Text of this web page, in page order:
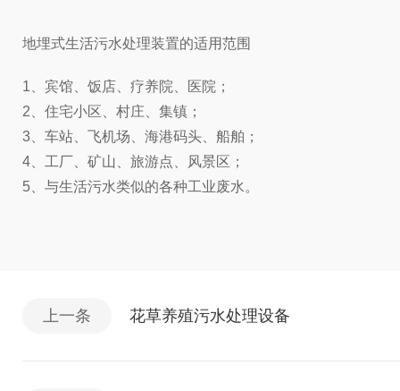
地埋式生活污水处理装置的适用范围
1、宾馆、饭店、疗养院、医院；
2、住宅小区、村庄、集镇；
3、车站、飞机场、海港码头、船舶；
4、工厂、矿山、旅游点、风景区；
5、与生活污水类似的各种工业废水。
上一条 花草养殖污水处理设备